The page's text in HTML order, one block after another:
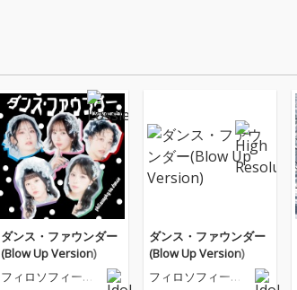
ダンス・ファウンダー
(Blow Up Version)
フィロソフィーの
ダンス・ファウンダー
(Blow Up Version)
フィロソフィーの